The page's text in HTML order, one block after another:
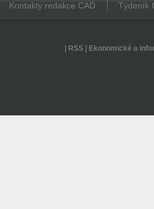
Kontakty redakce CAD Týdeník
RSS| Ekonomické a